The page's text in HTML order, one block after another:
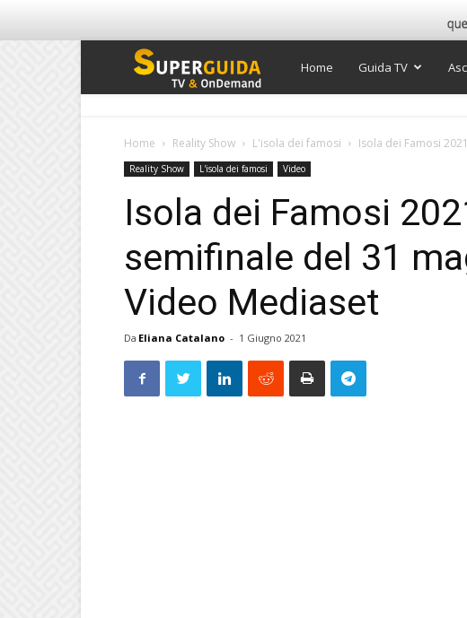
Super
TV
Home Guida TV
Home Reality Show L'isola dei famosi Isola dei Famosi
Reality Show L'isola dei famosi Video
Isola dei Famosi
semifinale del 31
Video Mediaset
Da Eliana Catalano - 1 Giugno 2021